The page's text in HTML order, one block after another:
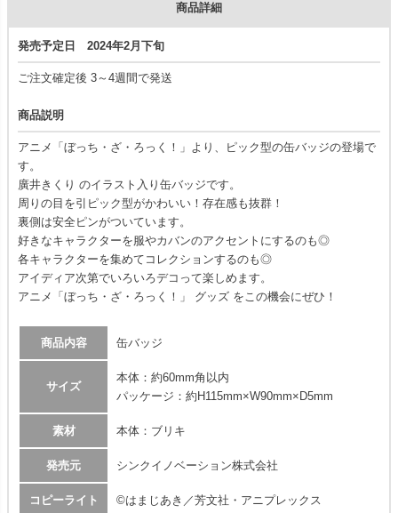
商品詳細
発売予定日 2024年2月下旬
ご注文確定後 3～4週間で発送
商品説明
アニメ「ぼっち・ざ・ろっく！」より、ピック型の缶バッジの登場で
す。
廣井きくり のイラスト入り缶バッジです。
周りの目を引ピック型がかわいい！存在感も抜群！
裏側は安全ピンがついています。
好きなキャラクターを服やカバンのアクセントにするのも◎
各キャラクターを集めてコレクションするのも◎
アイディア次第でいろいろデコって楽しめます。
アニメ「ぼっち・ざ・ろっく！」 グッズ をこの機会にぜひ！
商品内容 缶バッジ
サイズ
本体：約60mm角以内
パッケージ：約H115mm×W90mm×D5mm
素材 本体：ブリキ
発売元 シンクイノベーション株式会社
コピーライト ©はまじあき／芳文社・アニプレックス